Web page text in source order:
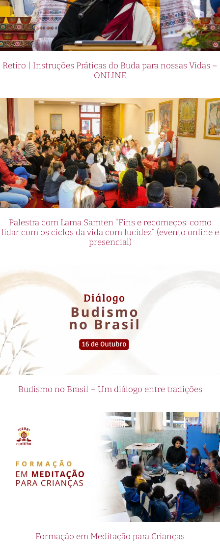
Retiro | Instruções Práticas do Buda para nossas Vidas –
ONLINE
Palestra com Lama Samten “Fins e recomeços: como
lidar com os ciclos da vida com lucidez” (evento online e
presencial)
Budismo no Brasil – Um diálogo entre tradições
Formação em Meditação para Crianças